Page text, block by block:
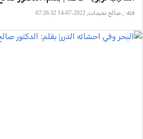
فئة: , صالح نجيدات, 2022-07-14 07:26:32